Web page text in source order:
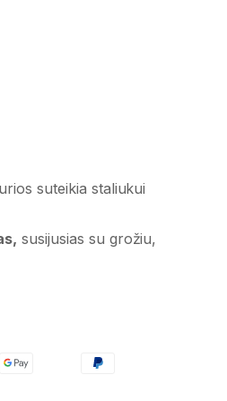
suteikia staliukui
susijusias su grožiu,